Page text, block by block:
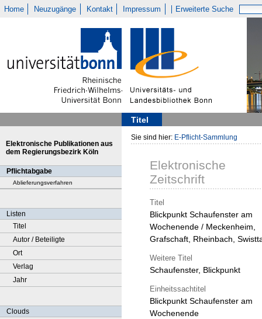
Home Neuzugänge Kontakt Impressum Erweiterte Suche
Titel
Elektronische Publikationen aus
dem Regierungsbezirk Köln
Pflichtabgabe
Ablieferungsverfahren
Listen
Titel
Autor / Beteiligte
Ort
Verlag
Jahr
Clouds
Sie sind hier: E-Pflicht-Sammlung
Elektronische
Zeitschrift
Titel
Blickpunkt Schaufenster am
Wochenende / Meckenheim,
Grafschaft, Rheinbach,
Weitere Titel
Schaufenster, Blickpunkt
Einheitssachtitel
Blickpunkt Schaufenster am
Wochenende